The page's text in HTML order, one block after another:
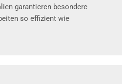
garantieren besondere
so effizient wie